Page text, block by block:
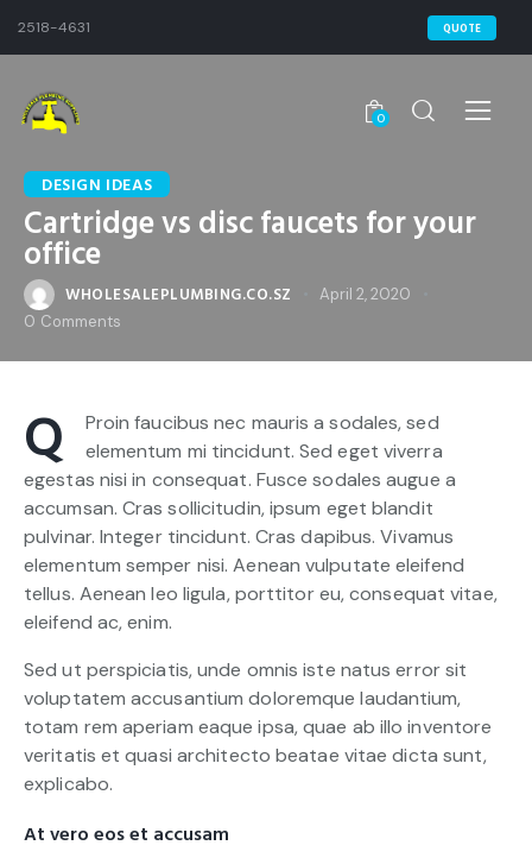
2518-4631 QUOTE
0
DESIGN IDEAS
Cartridge vs disc faucets for your
office
WHOLESALEPLUMBING.CO.SZ
April 2, 2020
0 Comments
Q
Proin faucibus nec mauris a sodales, sed
elementum mi tincidunt. Sed eget viverra
egestas nisi in consequat. Fusce sodales augue a
accumsan. Cras sollicitudin, ipsum eget blandit
pulvinar. Integer tincidunt. Cras dapibus. Vivamus
elementum semper nisi. Aenean vulputate eleifend
tellus. Aenean leo ligula, porttitor eu, consequat vitae,
eleifend ac, enim.
Sed ut perspiciatis, unde omnis iste natus error sit
voluptatem accusantium doloremque laudantium,
totam rem aperiam eaque ipsa, quae ab illo inventore
veritatis et quasi architecto beatae vitae dicta sunt,
explicabo.
At vero eos et accusam